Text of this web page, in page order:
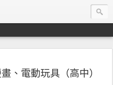
、電動玩具（高中）